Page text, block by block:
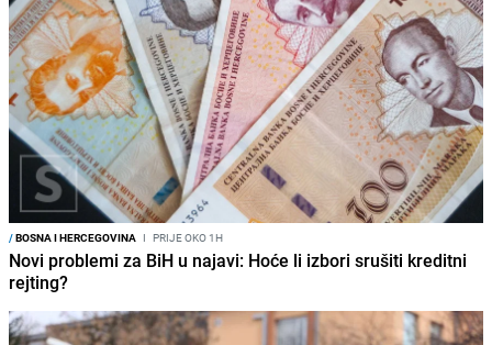
/BOSNA I HERCEGOVINA I PRIJE OKO 1H
Novi problemi za BiH u najavi: Hoće li izbori srušiti kreditni
rejting?